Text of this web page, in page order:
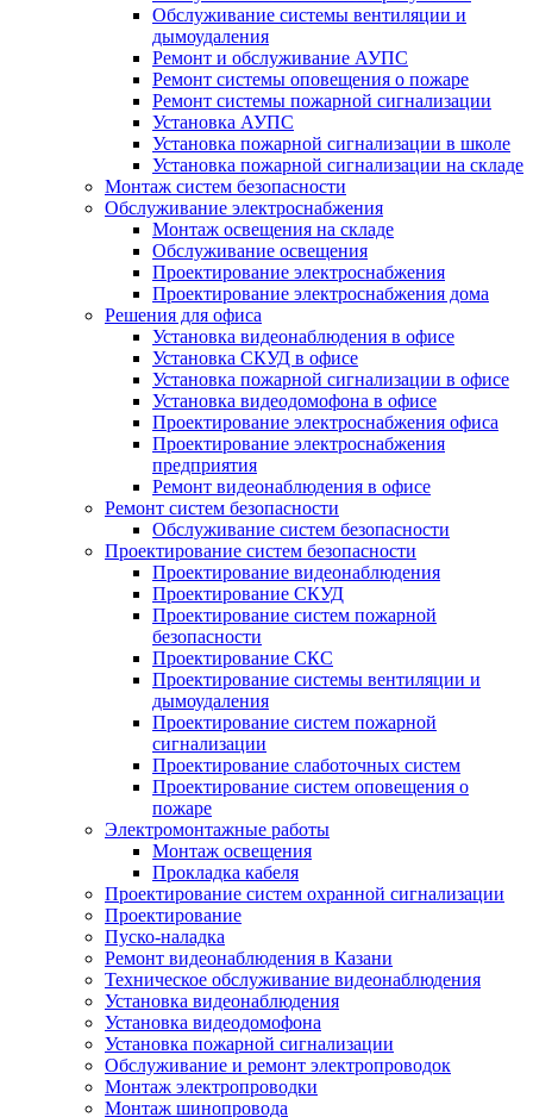
Обслуживание системы вентиляции и
дымоудаления
Ремонт и обслуживание АУПС
Ремонт системы оповещения о пожаре
Ремонт системы пожарной сигнализации
Установка АУПС
Установка пожарной сигнализации в школе
Установка пожарной сигнализации на складе
Монтаж систем безопасности
Обслуживание электроснабжения
Монтаж освещения на складе
Обслуживание освещения
Проектирование электроснабжения
Проектирование электроснабжения дома
Решения для офиса
Установка видеонаблюдения в офисе
Установка СКУД в офисе
Установка пожарной сигнализации в офисе
Установка видеодомофона в офисе
Проектирование электроснабжения офиса
Проектирование электроснабжения
предприятия
Ремонт видеонаблюдения в офисе
Ремонт систем безопасности
Обслуживание систем безопасности
Проектирование систем безопасности
Проектирование видеонаблюдения
Проектирование СКУД
Проектирование систем пожарной
безопасности
Проектирование СКС
Проектирование системы вентиляции и
дымоудаления
Проектирование систем пожарной
сигнализации
Проектирование слаботочных систем
Проектирование систем оповещения о
пожаре
Электромонтажные работы
Монтаж освещения
Прокладка кабеля
Проектирование систем охранной сигнализации
Проектирование
Пуско-наладка
Ремонт видеонаблюдения в Казани
Техническое обслуживание видеонаблюдения
Установка видеонаблюдения
Установка видеодомофона
Установка пожарной сигнализации
Обслуживание и ремонт электропроводок
Монтаж электропроводки
Монтаж шинопровода